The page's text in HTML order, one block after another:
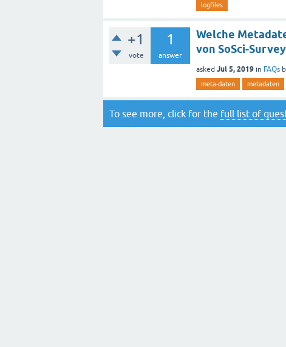
logfiles
+1
vote
1
answer
Welche
von SoSci-
asked Jul 5, 2019 in FAQs
meta-daten metadaten
To see more, click for the full list of